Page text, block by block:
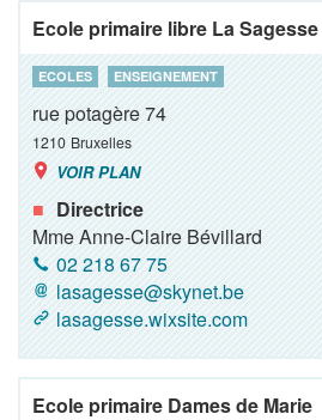
Ecole primaire libre La
ECOLES ENSEIGNEMENT
rue potagère 74
1210 Bruxelles
VOIR PLAN
Directrice
Mme Anne-Claire Bévillard
02 218 67 75
lasagesse@skynet.be
lasagesse.wixsite.com
Ecole primaire Dames de Marie